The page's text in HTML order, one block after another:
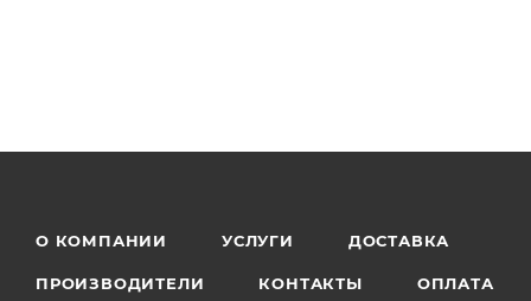
О КОМПАНИИ УСЛУГИ ДОСТАВКА
ПРОИЗВОДИТЕЛИ КОНТАКТЫ ОПЛАТА